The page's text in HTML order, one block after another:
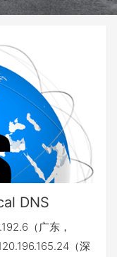
DNS
（广东，
（深